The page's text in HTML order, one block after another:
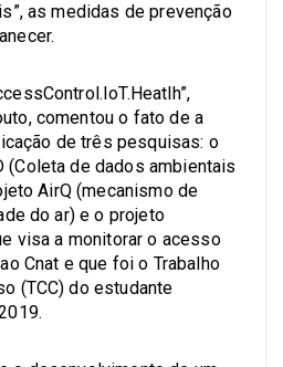
as medidas de prevenção
comentou o fato de a
de três pesquisas: o
(Coleta de dados ambientais
AirQ (mecanismo de
do ar) e o projeto
visa a monitorar o acesso
Cnat e que foi o Trabalho
(TCC) do estudante